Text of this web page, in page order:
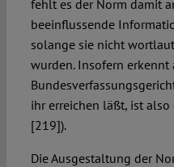
fehlt es der Norm damit
beeinflussende
solange sie nicht
wurden. Insofern erkennt
ihr erreichen läßt, ist also
[219]).
Die Ausgestaltung der